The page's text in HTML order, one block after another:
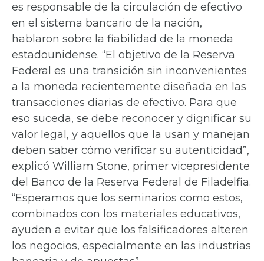
es responsable de la circulación de efectivo
en el sistema bancario de la nación,
hablaron sobre la fiabilidad de la moneda
estadounidense. “El objetivo de la Reserva
Federal es una transición sin inconvenientes
a la moneda recientemente diseñada en las
transacciones diarias de efectivo. Para que
eso suceda, se debe reconocer y dignificar su
valor legal, y aquellos que la usan y manejan
deben saber cómo verificar su autenticidad”,
explicó William Stone, primer vicepresidente
del Banco de la Reserva Federal de Filadelfia.
“Esperamos que los seminarios como estos,
combinados con los materiales educativos,
ayuden a evitar que los falsificadores alteren
los negocios, especialmente en las industrias